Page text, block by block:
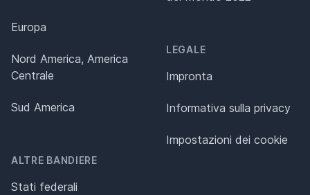
Europa
Nord America, America
Centrale
Sud America
ALTRE BANDIERE
Stati federali
LEGALE
Impronta
Informativa sulla privacy
Impostazioni dei cookie